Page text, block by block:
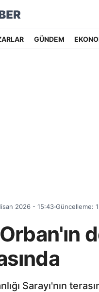
GÜNDEM
2026 - 15:43 Güncelleme:
Sarayı'nın